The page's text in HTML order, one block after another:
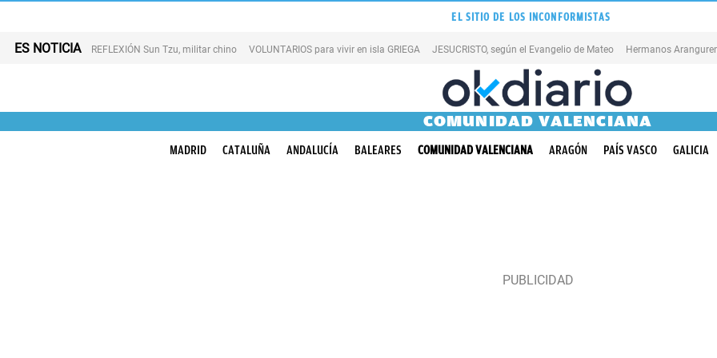
EL SITIO DE LOS INCONFORMISTAS
ES NOTICIA REFLEXIÓN Sun Tzu, militar chino VOLUNTARIOS para vivir en isla GRIEGA JESUCRISTO, según el Evangelio de Mateo Hermanos Aranguren
COMUNIDAD VALENCIANA
MADRID CATALUÑA ANDALUCÍA BALEARES COMUNIDAD VALENCIANA ARAGÓN PAÍS VASCO GALICIA